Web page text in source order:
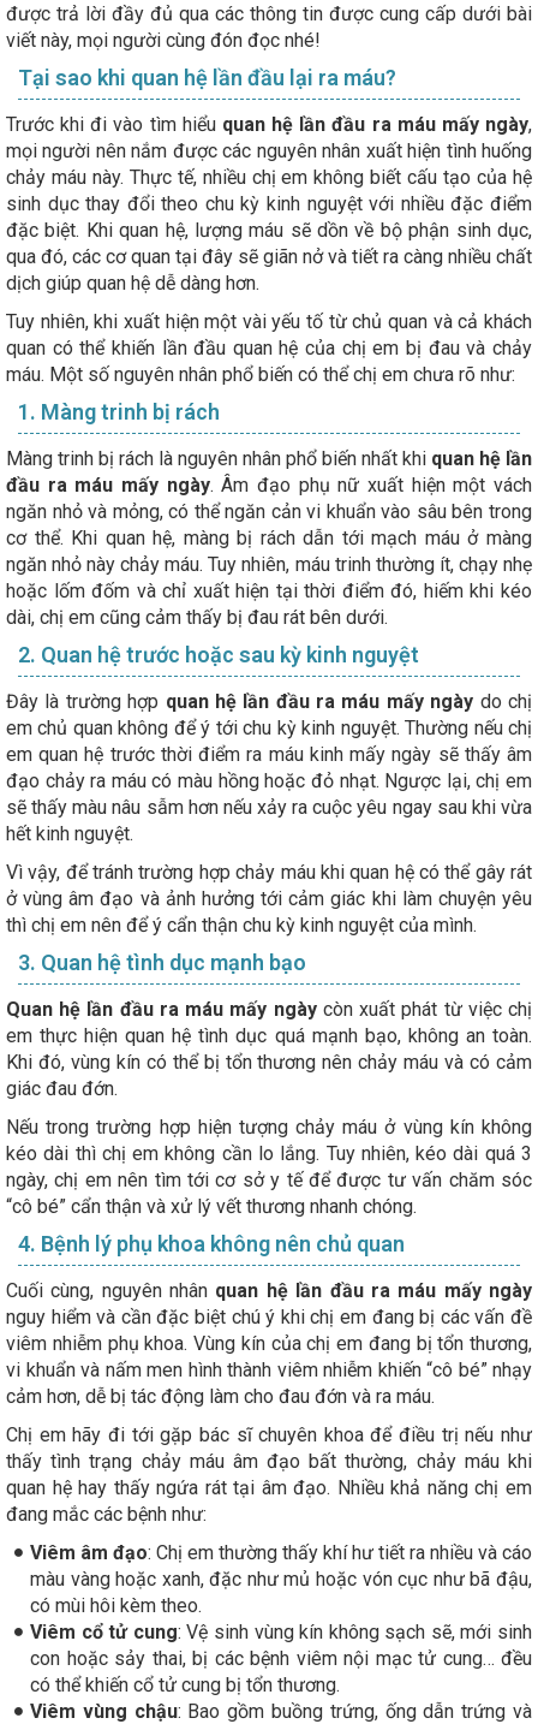
được trả lời đầy đủ qua các thông tin được cung cấp dưới bài
viết này, mọi người cùng đón đọc nhé!
Tại sao khi quan hệ lần đầu lại ra máu?
Trước khi đi vào tìm hiểuquan hệ lần đầu ra máu mấy ngày,
mọi người nên nắm được các nguyên nhân xuất hiện tình huống
chảy máu này. Thực tế, nhiều chị em không biết cấu tạo của hệ
sinh dục thay đổi theo chu kỳ kinh nguyệt với nhiều đặc điểm
đặc biệt. Khi quan hệ, lượng máu sẽ dồn về bộ phận sinh dục,
qua đó, các cơ quan tại đây sẽ giãn nở và tiết ra càng nhiều chất
dịch giúp quan hệ dễ dàng hơn.
Tuy nhiên, khi xuất hiện một vài yếu tố từ chủ quan và cả khách
quan có thể khiến lần đầu quan hệ của chị em bị đau và chảy
máu. Một số nguyên nhân phổ biến có thể chị em chưa rõ như:
1. Màng trinh bị rách
Màng trinh bị rách là nguyên nhân phổ biến nhất khi quan hệ lần
đầu ra máu mấy ngày. Âm đạo phụ nữ xuất hiện một vách
ngăn nhỏ và mỏng, có thể ngăn cản vi khuẩn vào sâu bên trong
cơ thể. Khi quan hệ, màng bị rách dẫn tới mạch máu ở màng
ngăn nhỏ này chảy máu. Tuy nhiên, máu trinh thường ít, chạy nhẹ
hoặc lốm đốm và chỉ xuất hiện tại thời điểm đó, hiếm khi kéo
dài, chị em cũng cảm thấy bị đau rát bên dưới.
2. Quan hệ trước hoặc sau kỳ kinh nguyệt
Đây là trường hợp quan hệ lần đầu ra máu mấy ngày do chị
em chủ quan không để ý tới chu kỳ kinh nguyệt. Thường nếu chị
em quan hệ trước thời điểm ra máu kinh mấy ngày sẽ thấy âm
đạo chảy ra máu có màu hồng hoặc đỏ nhạt. Ngược lại, chị em
sẽ thấy màu nâu sẫm hơn nếu xảy ra cuộc yêu ngay sau khi vừa
hết kinh nguyệt.
Vì vậy, để tránh trường hợp chảy máu khi quan hệ có thể gây rát
ở vùng âm đạo và ảnh hưởng tới cảm giác khi làm chuyện yêu
thì chị em nên để ý cẩn thận chu kỳ kinh nguyệt của mình.
3. Quan hệ tình dục mạnh bạo
Quan hệ lần đầu ra máu mấy ngày còn xuất phát từ việc chị
em thực hiện quan hệ tình dục quá mạnh bạo, không an toàn.
Khi đó, vùng kín có thể bị tổn thương nên chảy máu và có cảm
giác đau đớn.
Nếu trong trường hợp hiện tượng chảy máu ở vùng kín không
kéo dài thì chị em không cần lo lắng. Tuy nhiên, kéo dài quá 3
ngày, chị em nên tìm tới cơ sở y tế để được tư vấn chăm sóc
“cô bé” cẩn thận và xử lý vết thương nhanh chóng.
4. Bệnh lý phụ khoa không nên chủ quan
Cuối cùng, nguyên nhân quan hệ lần đầu ra máu mấy ngày
nguy hiểm và cần đặc biệt chú ý khi chị em đang bị các vấn đề
viêm nhiễm phụ khoa. Vùng kín của chị em đang bị tổn thương,
vi khuẩn và nấm men hình thành viêm nhiễm khiến “cô bé” nhạy
cảm hơn, dễ bị tác động làm cho đau đớn và ra máu.
Chị em hãy đi tới gặp bác sĩ chuyên khoa để điều trị nếu như
thấy tình trạng chảy máu âm đạo bất thường, chảy máu khi
quan hệ hay thấy ngứa rát tại âm đạo. Nhiều khả năng chị em
đang mắc các bệnh như:
Viêm âm đạo: Chị em thường thấy khí hư tiết ra nhiều và cáo
màu vàng hoặc xanh, đặc như mủ hoặc vón cục như bã đậu,
có mùi hôi kèm theo.
Viêm cổ tử cung: Vệ sinh vùng kín không sạch sẽ, mới sinh
con hoặc sảy thai, bị các bệnh viêm nội mạc tử cung… đều
có thể khiến cổ tử cung bị tổn thương.
Viêm vùng chậu: Bao gồm buồng trứng, ống dẫn trứng và